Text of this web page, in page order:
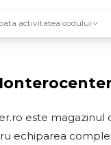
activitatea codului
este magazinul
echiparea